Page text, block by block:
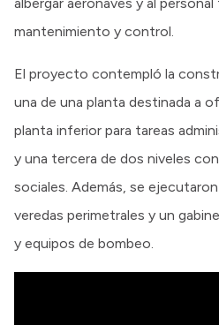
mantenimiento y control.
El proyecto contempló la
una de una planta destinada a
planta inferior para tareas
y una tercera de dos niveles
sociales. Además, se
veredas perimetrales y un
y equipos de bombeo.